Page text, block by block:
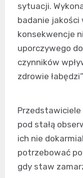
sytuacji.
badanie jakości
konsekwencje
uporczywego
czynników
zdrowie
Przedstawiciele
pod stałą
ich nie
potrzebować
gdy staw